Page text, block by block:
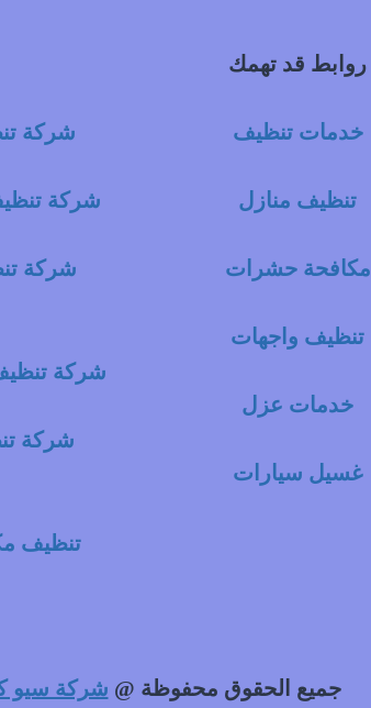
روابط قد تهمك
خدمات تنظيف
تنظيف منازل
مكافحة حشرات
تنظيف واجهات
خدمات عزل
غسيل سيارات
شركة
شركة
شركة
شركة
شركة
تنظيف
جميع الحقوق محفوظة @ شركة سيو